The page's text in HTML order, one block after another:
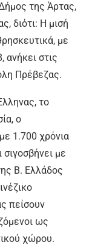
της Άρτας,
διότι: Η μισή
με
ανήκει στις
Πρέβεζας.
το
ο
1.700 χρόνια
με
Β. Ελλάδος
πείσουν
ως
χώρου.